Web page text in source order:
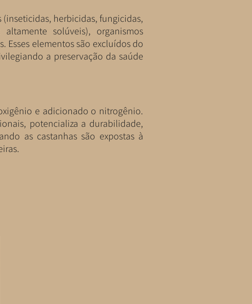
herbicidas, fungicidas,
solúveis), organismos
Esses elementos são excluídos do
a preservação da saúde
e adicionado o nitrogênio.
potencializa a durabilidade,
as castanhas são expostas à